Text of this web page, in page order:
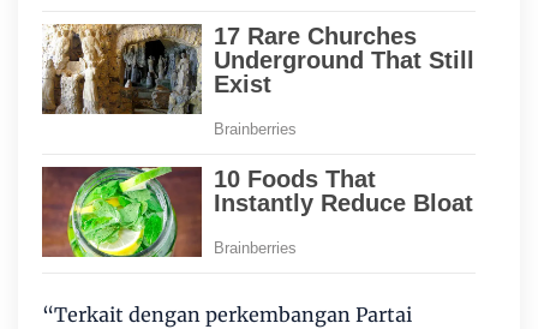
“Terkait dengan perkembangan Partai